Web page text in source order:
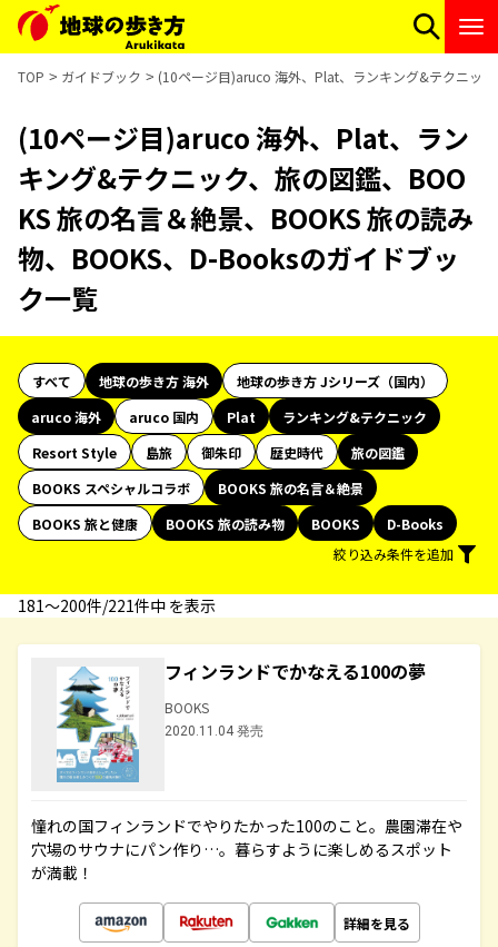
TOP ガイドブック (10ページ目)aruco 海外、Plat、ランキング&テクニッ
(10ページ目)aruco 海外、Plat、ラン
キング&テクニック、旅の図鑑、BOO
KS 旅の名言＆絶景、BOOKS 旅の読み
物、BOOKS、D-Booksのガイドブッ
ク一覧
すべて 地球の歩き方 海外
地球の歩き方 Jシリーズ（国内）
aruco 海外
aruco 国内 Plat
ランキング&テクニック
Resort Style
島旅 御朱印 歴史時代
旅の図鑑
BOOKS スペシャルコラボ
BOOKS 旅の名言＆絶景
BOOKS 旅と健康
BOOKS 旅の読み物 BOOKS
D-Books
絞り込み条件を追加
181〜200件/221件中 を表示
フィンランドでかなえる100の夢
BOOKS
2020.11.04 発売
憧れの国フィンランドでやりたかった100のこと。農園滞在や
穴場のサウナにパン作り…。暮らすように楽しめるスポット
が満載！
詳細を見る